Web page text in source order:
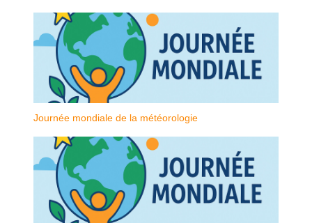
Journée mondiale de la météorologie